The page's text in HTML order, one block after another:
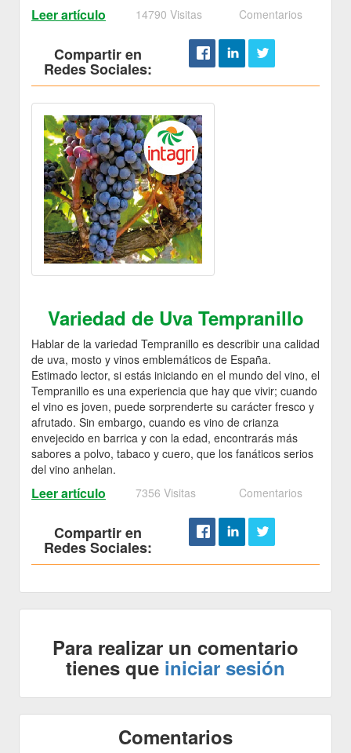
Leer artículo 14790 Visitas Comentarios
Compartir en
Redes Sociales:
Variedad de Uva Tempranillo
Hablar de la variedad Tempranillo es describir una calidad
de uva, mosto y vinos emblemáticos de España.
Estimado lector, si estás iniciando en el mundo del vino, el
Tempranillo es una experiencia que hay que vivir; cuando
el vino es joven, puede sorprenderte su carácter fresco y
afrutado. Sin embargo, cuando es vino de crianza
envejecido en barrica y con la edad, encontrarás más
sabores a polvo, tabaco y cuero, que los fanáticos serios
del vino anhelan.
Leer artículo 7356 Visitas Comentarios
Compartir en
Redes Sociales:
Para realizar un comentario
tienes que iniciar sesión
Comentarios